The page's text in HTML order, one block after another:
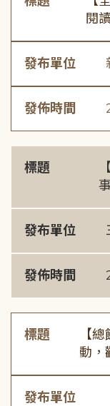
閱
發布單位
發佈時間
標題
發布單位
發佈時間
標題
【
動，
發布單位